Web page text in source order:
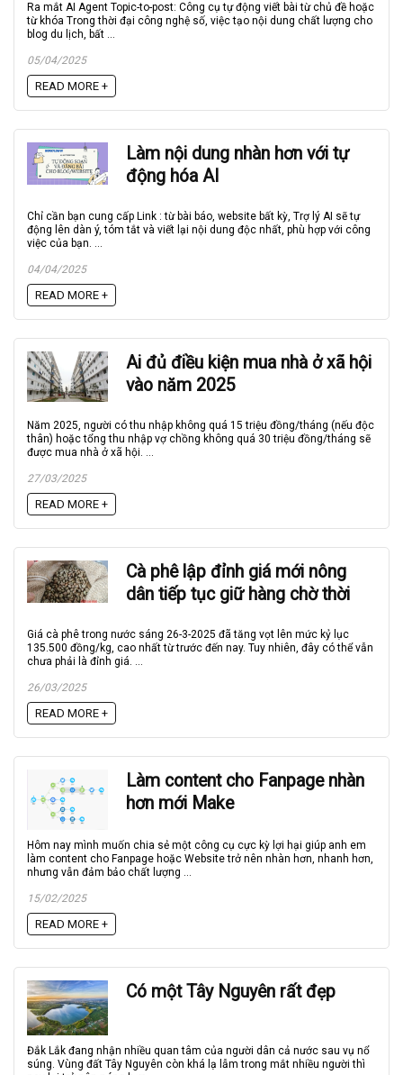
Ra mắt AI Agent Topic-to-post: Công cụ tự động viết bài từ chủ đề hoặc
từ khóa Trong thời đại công nghệ số, việc tạo nội dung chất lượng cho
blog du lịch, bất ...
05/04/2025
READ MORE +
Làm nội dung nhàn hơn với tự
động hóa AI
Chỉ cần bạn cung cấp Link : từ bài báo, website bất kỳ, Trợ lý AI sẽ tự
động lên dàn ý, tóm tắt và viết lại nội dung độc nhất, phù hợp với công
việc của bạn. ...
04/04/2025
READ MORE +
Ai đủ điều kiện mua nhà ở xã hội
vào năm 2025
Năm 2025, người có thu nhập không quá 15 triệu đồng/tháng (nếu độc
thân) hoặc tổng thu nhập vợ chồng không quá 30 triệu đồng/tháng sẽ
được mua nhà ở xã hội. ...
27/03/2025
READ MORE +
Cà phê lập đỉnh giá mới nông
dân tiếp tục giữ hàng chờ thời
Giá cà phê trong nước sáng 26-3-2025 đã tăng vọt lên mức kỷ lục
135.500 đồng/kg, cao nhất từ trước đến nay. Tuy nhiên, đây có thể vẫn
chưa phải là đỉnh giá. ...
26/03/2025
READ MORE +
Làm content cho Fanpage nhàn
hơn mới Make
Hôm nay mình muốn chia sẻ một công cụ cực kỳ lợi hại giúp anh em
làm content cho Fanpage hoặc Website trở nên nhàn hơn, nhanh hơn,
nhưng vẫn đảm bảo chất lượng ...
15/02/2025
READ MORE +
Có một Tây Nguyên rất đẹp
Đắk Lắk đang nhận nhiều quan tâm của người dân cả nước sau vụ nổ
súng. Vùng đất Tây Nguyên còn khá lạ lẫm trong mắt nhiều người thì